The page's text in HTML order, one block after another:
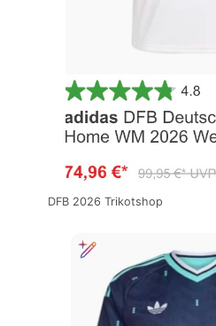
DFB 2026 Trikotshop